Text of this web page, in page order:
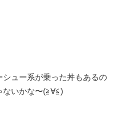
ュー系が乗った丼もあるの
ないかな〜(≧∀≦)